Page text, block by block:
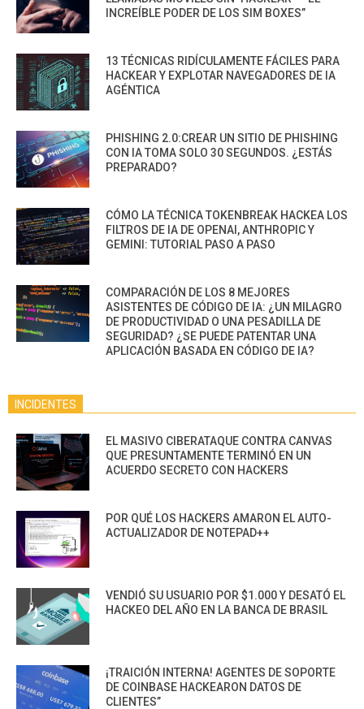
INCREÍBLE PODER DE LOS SIM BOXES”
13 TÉCNICAS RIDÍCULAMENTE FÁCILES PARA
HACKEAR Y EXPLOTAR NAVEGADORES DE IA
AGÉNTICA
PHISHING 2.0:CREAR UN SITIO DE PHISHING
CON IA TOMA SOLO 30 SEGUNDOS. ¿ESTÁS
PREPARADO?
CÓMO LA TÉCNICA TOKENBREAK HACKEA LOS
FILTROS DE IA DE OPENAI, ANTHROPIC Y
GEMINI: TUTORIAL PASO A PASO
COMPARACIÓN DE LOS 8 MEJORES
ASISTENTES DE CÓDIGO DE IA: ¿UN MILAGRO
DE PRODUCTIVIDAD O UNA PESADILLA DE
SEGURIDAD? ¿SE PUEDE PATENTAR UNA
APLICACIÓN BASADA EN CÓDIGO DE IA?
INCIDENTES
EL MASIVO CIBERATAQUE CONTRA CANVAS
QUE PRESUNTAMENTE TERMINÓ EN UN
ACUERDO SECRETO CON HACKERS
POR QUÉ LOS HACKERS AMARON EL AUTO-
ACTUALIZADOR DE NOTEPAD++
VENDIÓ SU USUARIO POR $1.000 Y DESATÓ EL
HACKEO DEL AÑO EN LA BANCA DE BRASIL
¡TRAICIÓN INTERNA! AGENTES DE SOPORTE
DE COINBASE HACKEARON DATOS DE
CLIENTES”